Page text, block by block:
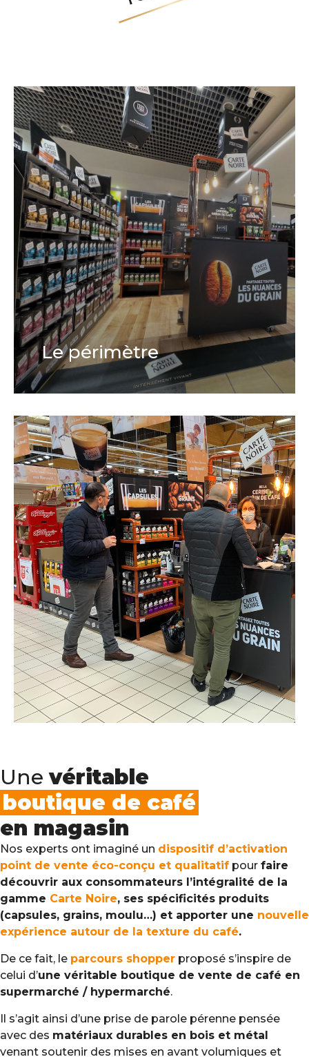
Le périmètre
Unevéritable
boutique de café
en magasin
Nos experts ont imaginé un dispositif d’activation
point de vente éco-conçu et qualitatif pour faire
découvrir aux consommateurs l’intégralité de la
gamme Carte Noire, ses spécificités produits
(capsules, grains, moulu…) et apporter une nouvelle
expérience autour de la texture du café.
De ce fait, le parcours shopper proposé s’inspire de
celui d’une véritable boutique de vente de café en
supermarché / hypermarché.
Il s’agit ainsi d’une prise de parole pérenne pensée
avec des matériaux durables en bois et métal
venant soutenir des mises en avant volumiques et